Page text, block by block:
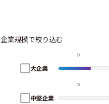
企業規模で絞り込む
大企業
中堅企業